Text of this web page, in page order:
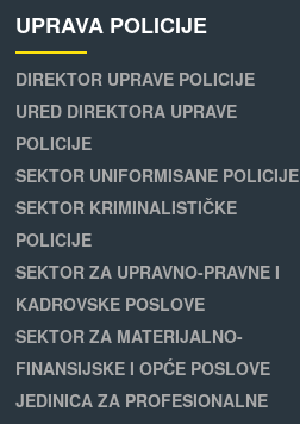
UPRAVA POLICIJE
DIREKTOR UPRAVE POLICIJE
URED DIREKTORA UPRAVE
POLICIJE
SEKTOR UNIFORMISANE POLICIJE
SEKTOR KRIMINALISTIČKE
POLICIJE
SEKTOR ZA UPRAVNO-PRAVNE I
KADROVSKE POSLOVE
SEKTOR ZA MATERIJALNO-
FINANSIJSKE I OPĆE POSLOVE
JEDINICA ZA PROFESIONALNE